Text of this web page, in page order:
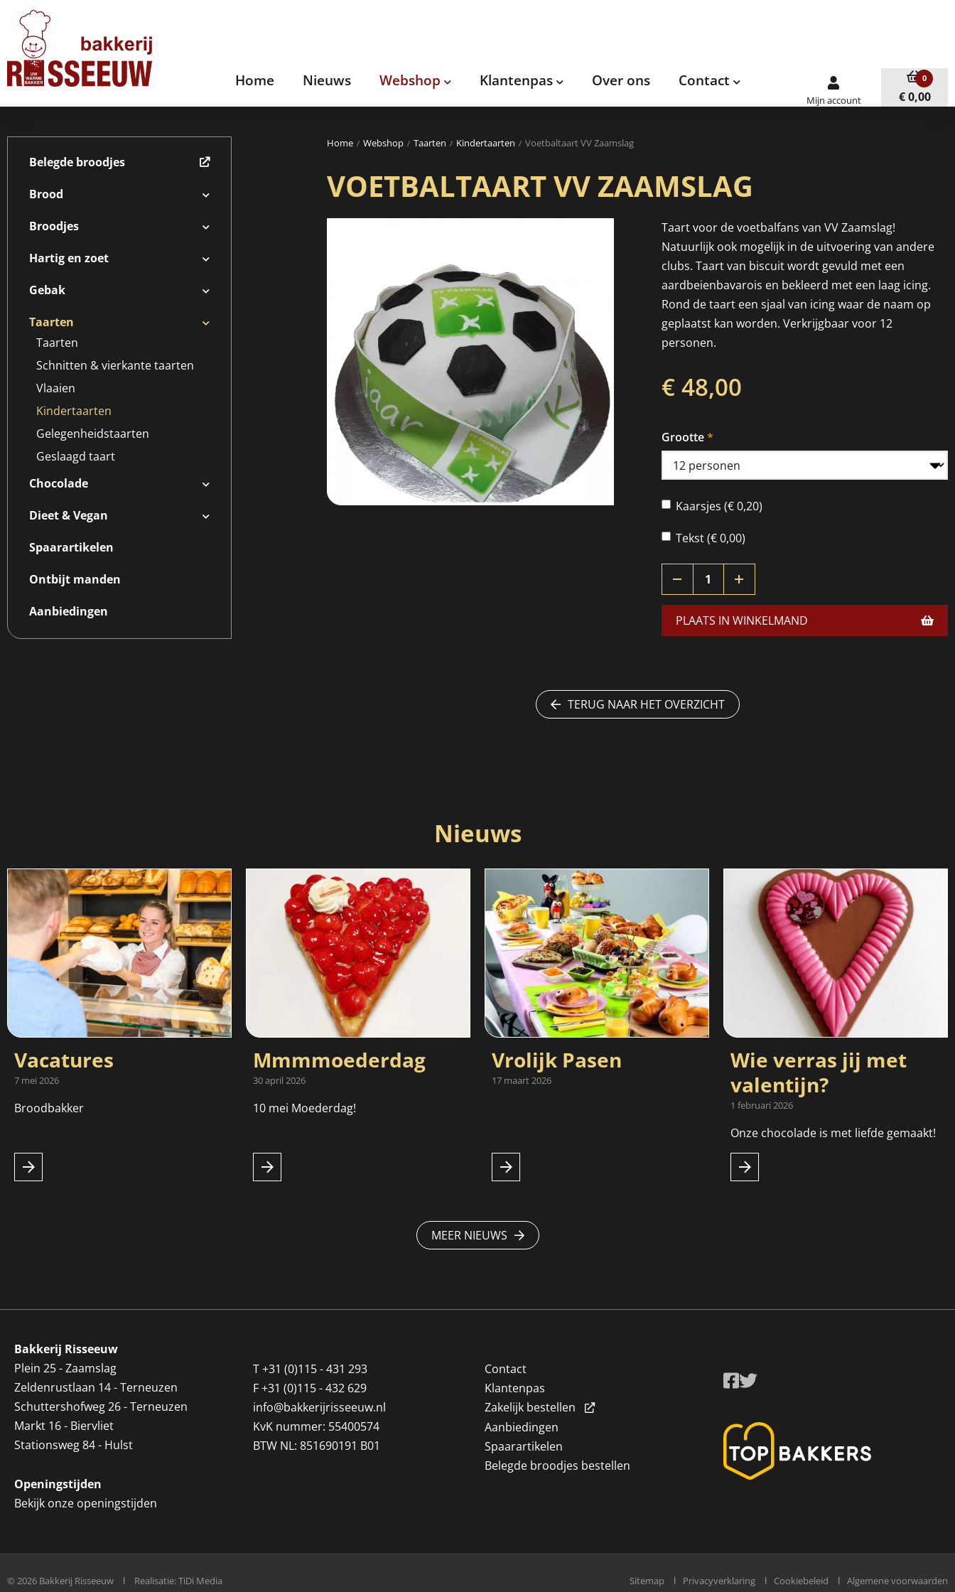
Home Nieuws Webshop Klantenpas Over ons Contact
Mijn account
0
€ 0,00
Belegde broodjes
Brood
Broodjes
Hartig en zoet
Gebak
Taarten
Taarten
Schnitten & vierkante taarten
Vlaaien
Kindertaarten
Gelegenheidstaarten
Geslaagd taart
Chocolade
Dieet & Vegan
Spaarartikelen
Ontbijt manden
Aanbiedingen
Home Webshop Taarten Kindertaarten Voetbaltaart VV Zaamslag
VOETBALTAART VV ZAAMSLAG
Taart voor de voetbalfans van VV Zaamslag!
Natuurlijk ook mogelijk in de uitvoering van andere
clubs. Taart van biscuit wordt gevuld met een
aardbeienbavarois en bekleerd met een laag icing.
Rond de taart een sjaal van icing waar de naam op
geplaatst kan worden. Verkrijgbaar voor 12
personen.
€ 48,00
Grootte
Kaarsjes (€ 0,20)
Tekst (€ 0,00)
PLAATS IN WINKELMAND
TERUG NAAR HET OVERZICHT
Nieuws
Vacatures
7 mei 2026
Broodbakker
Mmmmoederdag
30 april 2026
10 mei Moederdag!
Vrolijk Pasen
17 maart 2026
Wie verras jij met
valentijn?
1 februari 2026
Onze chocolade is met liefde gemaakt!
MEER NIEUWS
Bakkerij Risseeuw
Plein 25 - Zaamslag
Zeldenrustlaan 14 - Terneuzen
Schuttershofweg 26 - Terneuzen
Markt 16 - Biervliet
Stationsweg 84 - Hulst
Openingstijden
Bekijk onze openingstijden
T+31 (0)115 - 431 293
F+31 (0)115 - 432 629
info@bakkerijrisseeuw.nl
KvK nummer: 55400574
BTW NL: 851690191 B01
Contact
Klantenpas
Zakelijk bestellen
Aanbiedingen
Spaarartikelen
Belegde broodjes bestellen
Sitemap Privacyverklaring Cookiebeleid Algemene voorwaarden
© 2026 Bakkerij Risseeuw Realisatie:TiDi Media